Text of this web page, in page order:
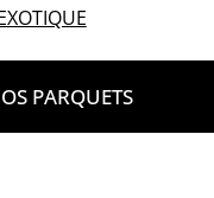
PARQUETS